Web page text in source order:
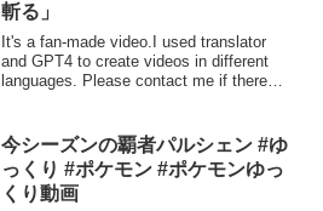
斬る」
It's a fan-made video.I used translator
and GPT4 to create videos in different
languages. Please contact me if there
今シーズンの覇者パルシェン #ゆ
っくり #ポケモン #ポケモンゆっ
くり動画